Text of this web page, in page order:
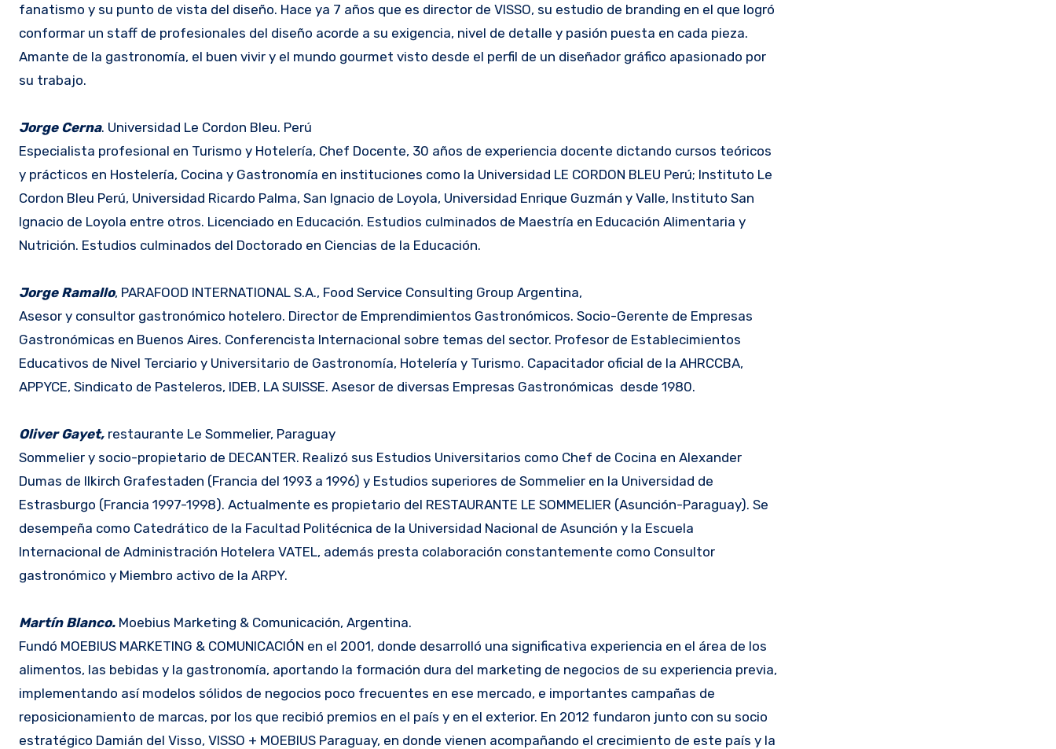
fanatismo y su punto de vista del diseño. Hace ya 7 años que es director de VISSO, su estudio de branding en el que logró
conformar un staff de profesionales del diseño acorde a su exigencia, nivel de detalle y pasión puesta en cada pieza.
Amante de la gastronomía, el buen vivir y el mundo gourmet visto desde el perfil de un diseñador gráfico apasionado por
su trabajo.
Jorge Cerna. Universidad Le Cordon Bleu. Perú
Especialista profesional en Turismo y Hotelería, Chef Docente, 30 años de experiencia docente dictando cursos teóricos
y prácticos en Hostelería, Cocina y Gastronomía en instituciones como la Universidad LE CORDON BLEU Perú; Instituto Le
Cordon Bleu Perú, Universidad Ricardo Palma, San Ignacio de Loyola, Universidad Enrique Guzmán y Valle, Instituto San
Ignacio de Loyola entre otros. Licenciado en Educación. Estudios culminados de Maestría en Educación Alimentaria y
Nutrición. Estudios culminados del Doctorado en Ciencias de la Educación.
Jorge Ramallo, PARAFOOD INTERNATIONAL S.A., Food Service Consulting Group Argentina,
Asesor y consultor gastronómico hotelero. Director de Emprendimientos Gastronómicos. Socio-Gerente de Empresas
Gastronómicas en Buenos Aires. Conferencista Internacional sobre temas del sector. Profesor de Establecimientos
Educativos de Nivel Terciario y Universitario de Gastronomía, Hotelería y Turismo. Capacitador oficial de la AHRCCBA,
APPYCE, Sindicato de Pasteleros, IDEB, LA SUISSE. Asesor de diversas Empresas Gastronómicas desde 1980.
Oliver Gayet, restaurante Le Sommelier, Paraguay
Sommelier y socio-propietario de DECANTER. Realizó sus Estudios Universitarios como Chef de Cocina en Alexander
Dumas de Ilkirch Grafestaden (Francia del 1993 a 1996) y Estudios superiores de Sommelier en la Universidad de
Estrasburgo (Francia 1997-1998). Actualmente es propietario del RESTAURANTE LE SOMMELIER (Asunción-Paraguay). Se
desempeña como Catedrático de la Facultad Politécnica de la Universidad Nacional de Asunción y la Escuela
Internacional de Administración Hotelera VATEL, además presta colaboración constantemente como Consultor
gastronómico y Miembro activo de la ARPY.
Martín Blanco. Moebius Marketing & Comunicación, Argentina.
Fundó MOEBIUS MARKETING & COMUNICACIÓN en el 2001, donde desarrolló una significativa experiencia en el área de los
alimentos, las bebidas y la gastronomía, aportando la formación dura del marketing de negocios de su experiencia previa,
implementando así modelos sólidos de negocios poco frecuentes en ese mercado, e importantes campañas de
reposicionamiento de marcas, por los que recibió premios en el país y en el exterior. En 2012 fundaron junto con su socio
estratégico Damián del Visso, VISSO + MOEBIUS Paraguay, en donde vienen acompañando el crecimiento de este país y la